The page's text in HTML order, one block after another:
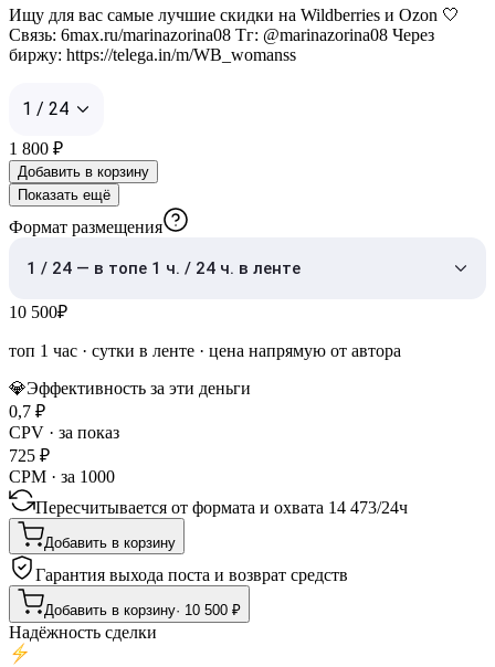
Ищу для вас самые лучшие скидки на Wildberries и Ozon 🤍
Связь: 6max.ru/marinazorina08 Тг: @marinazorina08 Через
биржу: https://telega.in/m/WB_womanss
1 / 24
1 800 ₽
Добавить в корзину
Показать ещё
Формат размещения
1 / 24 — в топе 1 ч. / 24 ч. в ленте
10 500₽
топ 1 час · сутки в ленте · цена напрямую от автора
💎Эффективность за эти деньги
0,7 ₽
CPV · за показ
725 ₽
CPM · за 1000
Пересчитывается от формата и охвата 14 473/24ч
Добавить в корзину
Гарантия выхода поста и возврат средств
Добавить в корзину· 10 500 ₽
Надёжность сделки